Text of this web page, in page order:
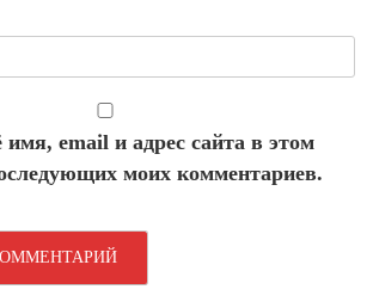
email и адрес сайта в этом
моих комментариев.